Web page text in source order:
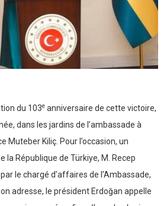
du 103e anniversaire de cette victoire,
dans les jardins de l’ambassade à
Muteber Kiliç. Pour l’occasion, un
la République de Türkiye, M. Recep
le chargé d’affaires de l’Ambassade,
adresse, le président Erdoğan appelle